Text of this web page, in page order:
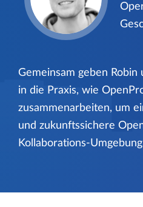
Gemeinsam geben Robin
in die Praxis, wie
zusammenarbeiten, um
und zukunftssichere
Kollaborations-